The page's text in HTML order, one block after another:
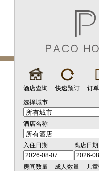
酒店查询 快速预订
订
选择城市
酒店名称
入住日期 离店日期
房间数量 成人数量 儿